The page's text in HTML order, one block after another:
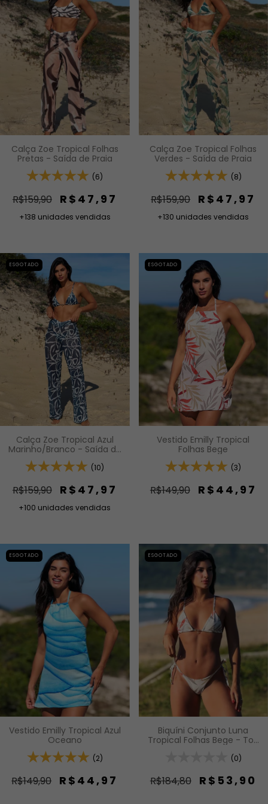
Calça Zoe Tropical Folhas
Pretas - Saída de Praia
(6)
R$159,90 R$47,97
+138 unidades vendidas
Calça Zoe Tropical Folhas
Verdes - Saída de Praia
(8)
R$159,90 R$47,97
+130 unidades vendidas
ESGOTADO
Calça Zoe Tropical Azul
Marinho/Branco - Saída de
Praia
(10)
R$159,90 R$47,97
+100 unidades vendidas
ESGOTADO
Vestido Emilly Tropical
Folhas Bege
(3)
R$149,90 R$44,97
ESGOTADO
Vestido Emilly Tropical Azul
Oceano
(2)
R$149,90 R$44,97
ESGOTADO
Biquíni Conjunto Luna
Tropical Folhas Bege - Top
Removível e Calcinha de
Lateral
(0)
R$184,80 R$53,90